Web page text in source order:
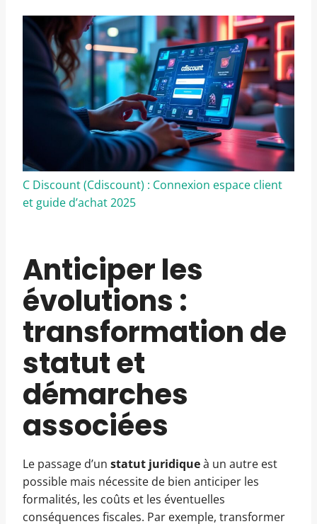
C Discount (Cdiscount) : Connexion espace client
et guide d’achat 2025
Anticiper les
évolutions :
transformation de
statut et
démarches
associées
Le passage d’un statut juridiqueà un autre est
possible mais nécessite de bien anticiper les
formalités, les coûts et les éventuelles
conséquences fiscales. Par exemple, transformer